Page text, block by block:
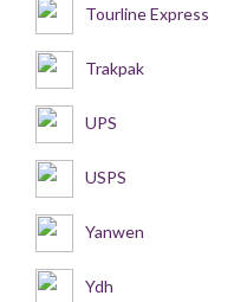
Tourline Express
Trakpak
UPS
USPS
Yanwen
Ydh